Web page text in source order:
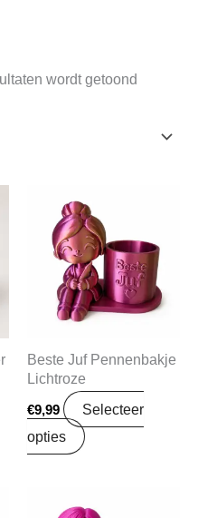
wordt getoond
Beste Juf Pennenbakje
Lichtroze
€9,99
Selecteer
opties